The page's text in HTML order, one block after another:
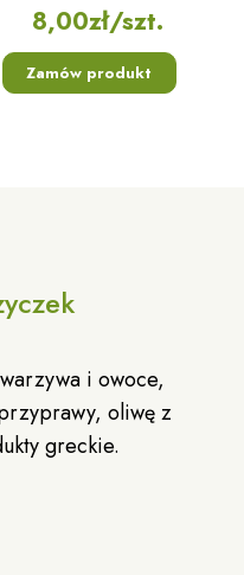
8,00zł/szt.
Zamów produkt
i owoce,
oliwę z
greckie.